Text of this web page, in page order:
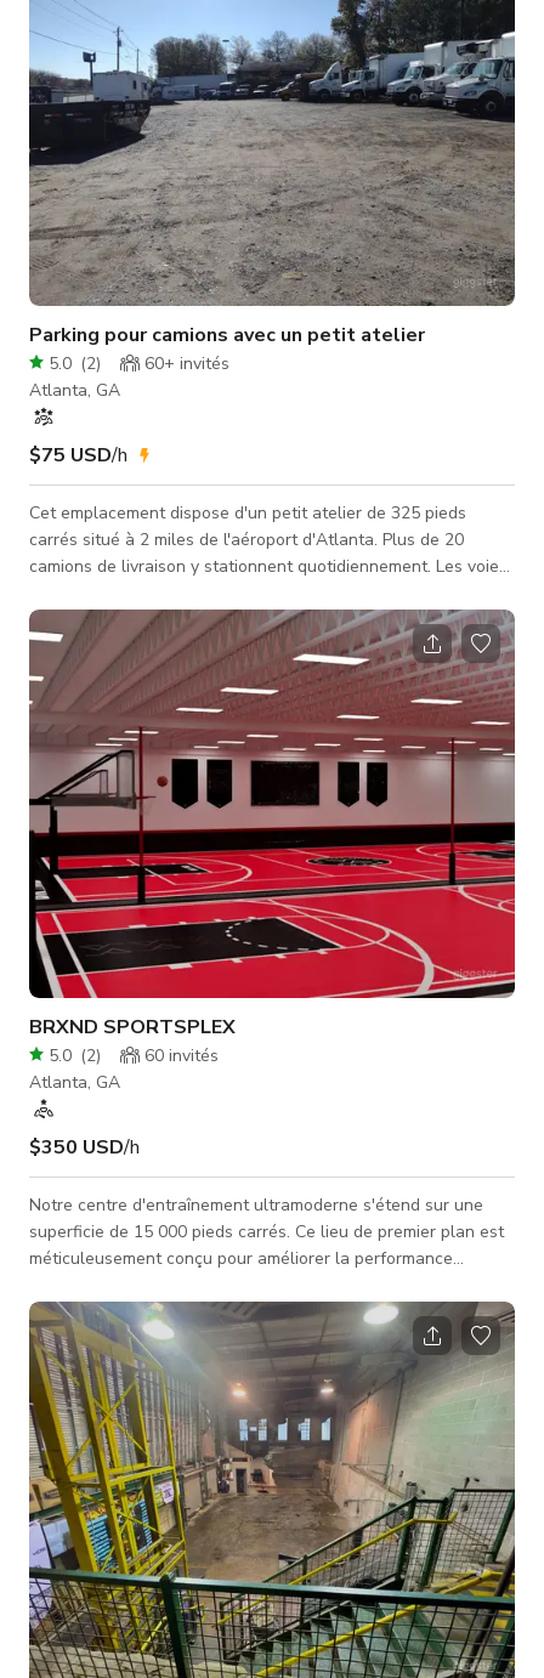
plein centre d'Atlanta. 🌆 Embrassez la Rugosité Urbaine :
Atlanta Salv
Parking pour camions avec un petit atelier
5.0 (2) 60+ invités
Atlanta, GA
$75 USD/h
Cet emplacement dispose d'un petit atelier de 325 pieds
carrés situé à 2 miles de l'aéroport d'Atlanta. Plus de 20
camions de livraison y stationnent quotidiennement. Les voies
atelier de réparation de camions.
BRXND SPORTSPLEX
5.0 (2) 60 invités
Atlanta, GA
$350 USD/h
Notre centre d'entraînement ultramoderne s'étend sur une
superficie de 15 000 pieds carrés. Ce lieu de premier plan est
méticuleusement conçu pour améliorer la performance
passionnés de sport de tous niveaux. Caractéristiques
principales : Terrain de basketball spacieux : Plongez-vous
dans le jeu sur notre vaste terrain de basketball, équipé d'un
revêtement de sol de haute qualité et d'un espace suffisant
pour les séance